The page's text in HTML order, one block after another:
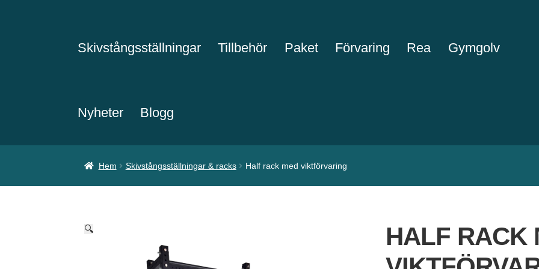
Skivstångsställningar Tillbehör Paket Förvaring Rea Gymgolv
Nyheter Blogg
Hem Skivstångsställningar & racks Half rack med viktförvaring
🔍
HALF RACK